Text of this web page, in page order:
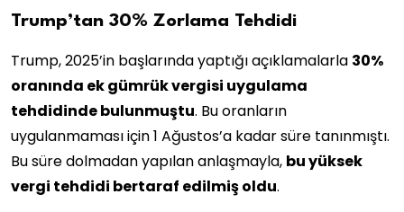
Trump’tan 30% Zorlama Tehdidi
Trump, 2025’in başlarında yaptığı açıklamalarla 30%
oranında ek gümrük vergisi uygulama
tehdidinde bulunmuştu. Bu oranların
uygulanmaması için 1 Ağustos’a kadar süre tanınmıştı.
Bu süre dolmadan yapılan anlaşmayla, bu yüksek
vergi tehdidi bertaraf edilmiş oldu.